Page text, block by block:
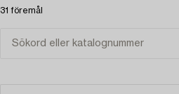
31 föremål